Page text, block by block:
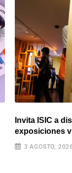
Invita ISIC a
exposiciones
3 AGOSTO,